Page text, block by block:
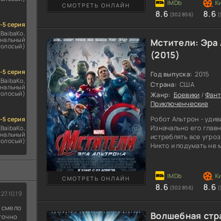
5 серия
5 серия
5 серия
27.10.19
становится
по своему желанию,
СМОТРЕТЬ ОНЛАЙН
8.6 (302 856) 8.6
Мстители: Эра
(2015)
Год выпуска: 2015
Страна: США
Жанр: Боевики /
Приключенческие
Робот Альтрон -
Изначально его
истреблять все
Никто и подумать не
для того, чтобы на
Апокалипсис.
творением
СМОТРЕТЬ ОНЛАЙН
8.6 (302 856) 8.6
Волшебная